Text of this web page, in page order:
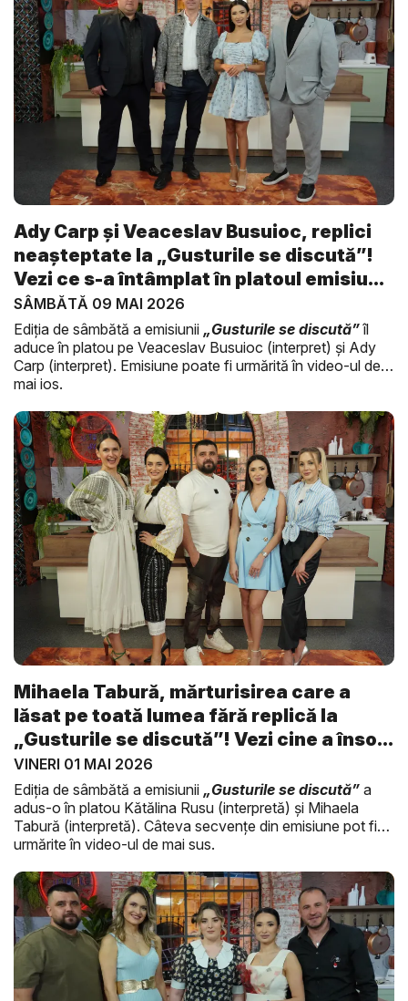
Ady Carp și Veaceslav Busuioc, replici
neașteptate la „Gusturile se discută”!
Vezi ce s-a întâmplat în platoul emisiu...
SÂMBĂTĂ 09 MAI 2026
Ediția de sâmbătă a emisiunii „Gusturile se discută”îl
aduce în platou pe Veaceslav Busuioc (interpret) și Ady
Carp (interpret). Emisiune poate fi urmărită în video-ul de
mai jos.
Mihaela Tabură, mărturisirea care a
lăsat pe toată lumea fără replică la
„Gusturile se discută”! Vezi cine a înso...
VINERI 01 MAI 2026
Ediția de sâmbătă a emisiunii „Gusturile se discută” a
adus-o în platou Kătălina Rusu (interpretă) și Mihaela
Tabură (interpretă). Câteva secvențe din emisiune pot fi
urmărite în video-ul de mai sus.